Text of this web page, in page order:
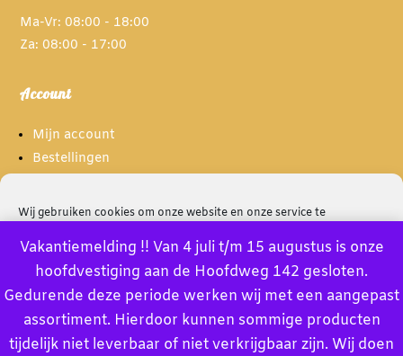
Wij gebruiken cookies om onze website en onze service te
Accept
Deny
Vakantiemelding !! Van 4 juli t/m 15 augustus is onze
hoofdvestiging aan de Hoofdweg 142 gesloten.
Gedurende deze periode werken wij met een aangepast
assortiment. Hierdoor kunnen sommige producten
tijdelijk niet leverbaar of niet verkrijgbaar zijn. Wij doen
Ma-Vr: 08:00 - 18:00
Za: 08:00 - 17:00
Account
Mijn account
Bestellingen
Informatie
Over ons